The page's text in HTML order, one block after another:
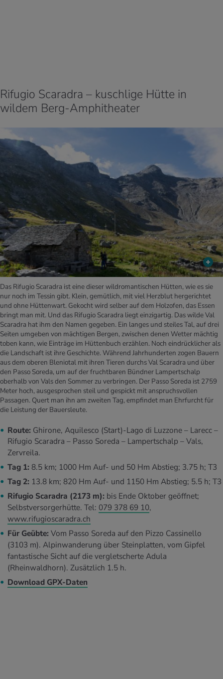
Rifugio Scaradra – kuschlige Hütte in
wildem Berg-Amphitheater
Das Rifugio Scaradra ist eine dieser wildromantischen Hütten, wie es sie
nur noch im Tessin gibt. Klein, gemütlich, mit viel Herzblut hergerichtet
und ohne Hüttenwart. Gekocht wird selber auf dem Holzofen, das Essen
bringt man mit. Und das Rifugio Scaradra liegt einzigartig. Das wilde Val
Scaradra hat ihm den Namen gegeben. Ein langes und steiles Tal, auf drei
Seiten umgeben von mächtigen Bergen, zwischen denen Wetter mächtig
toben kann, wie Einträge im Hüttenbuch erzählen. Noch eindrücklicher als
die Landschaft ist ihre Geschichte. Während Jahrhunderten zogen Bauern
aus dem oberen Bleniotal mit ihren Tieren durchs Val Scaradra und über
den Passo Soreda, um auf der fruchtbaren Bündner Lampertschalp
oberhalb von Vals den Sommer zu verbringen. Der Passo Soreda ist 2759
Meter hoch, ausgesprochen steil und gespickt mit anspruchsvollen
Passagen. Quert man ihn am zweiten Tag, empfindet man Ehrfurcht für
die Leistung der Bauersleute.
Route: Ghirone, Aquilesco (Start)-Lago di Luzzone – Larecc –
Rifugio Scaradra – Passo Soreda – Lampertschalp – Vals,
Zervreila.
Tag 1: 8.5 km; 1000 Hm Auf- und 50 Hm Abstieg; 3.75 h; T3
Tag 2: 13.8 km; 820 Hm Auf- und 1150 Hm Abstieg; 5.5 h; T3
Rifugio Scaradra (2173 m): bis Ende Oktober geöffnet;
Selbstversorgerhütte. Tel: 079 378 69 10,
www.rifugioscaradra.ch
Für Geübte: Vom Passo Soreda auf den Pizzo Cassinello
(3103 m). Alpinwanderung über Steinplatten, vom Gipfel
fantastische Sicht auf die vergletscherte Adula
(Rheinwaldhorn). Zusätzlich 1.5 h.
Download GPX-Daten